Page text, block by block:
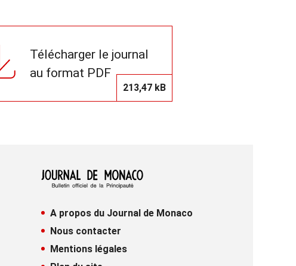
Télécharger le journal
au format PDF
213,47 kB
A propos du Journal de Monaco
Nous contacter
Mentions légales